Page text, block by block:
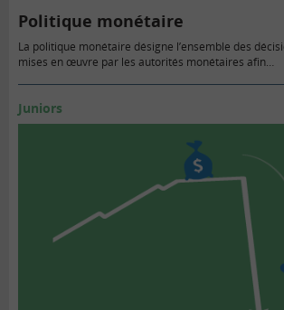
Politique monétaire
La politique monétaire désigne l’ensemble des
mises en œuvre par les autorités monétaires afin…
Juniors